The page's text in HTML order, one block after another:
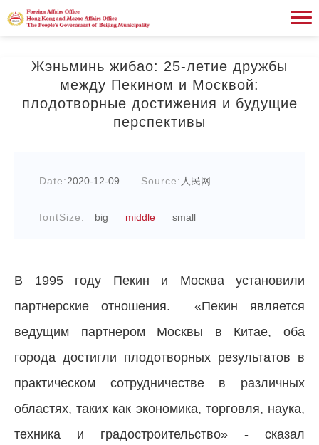
Жэньминь жибао: 25-летие дружбы
между Пекином и Москвой:
плодотворные достижения и будущие
перспективы
Date:2020-12-09 Source: 人民网
fontSize: big middle small
В 1995 году Пекин и Москва установили
партнерские отношения. «Пекин является
ведущим партнером Москвы в Китае, оба
города достигли плодотворных результатов в
практическом сотрудничестве в различных
областях, таких как экономика, торговля, наука,
техника и градостроительство» - сказал